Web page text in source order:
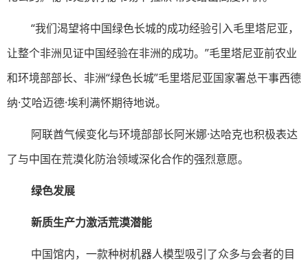
“我们渴望将中国绿色长城的成功经验引入毛里塔尼亚，
让整个非洲见证中国经验在非洲的成功。”毛里塔尼亚前农业
和环境部部长、非洲“绿色长城”毛里塔尼亚国家署总干事西德
纳·艾哈迈德·埃利满怀期待地说。
阿联酋气候变化与环境部部长阿米娜·达哈克也积极表达
了与中国在荒漠化防治领域深化合作的强烈意愿。
绿色发展
新质生产力激活荒漠潜能
中国馆内，一款种树机器人模型吸引了众多与会者的目